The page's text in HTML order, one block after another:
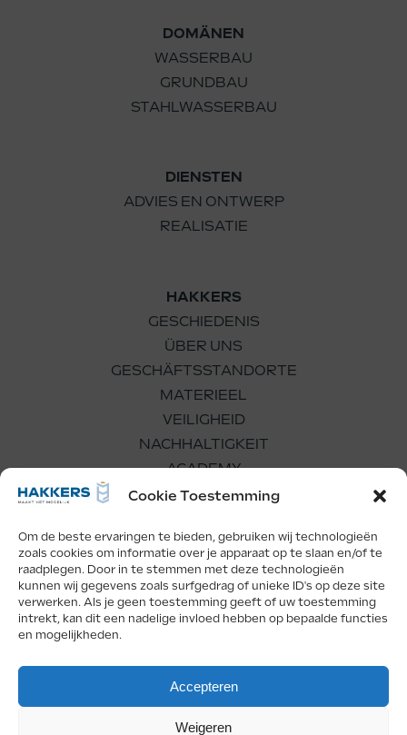
Cookie Toestemming
Om de beste ervaringen te bieden, gebruiken wij technologieën
zoals cookies om informatie over je apparaat op te slaan en/of te
raadplegen. Door in te stemmen met deze technologieën
kunnen wij gegevens zoals surfgedrag of unieke ID's op deze site
verwerken. Als je geen toestemming geeft of uw toestemming
intrekt, kan dit een nadelige invloed hebben op bepaalde functies
en mogelijkheden.
Accepteren
Weigeren
DOMÄNEN
WASSERBAU
GRUNDBAU
STAHLWASSERBAU
DIENSTEN
ADVIES EN ONTWERP
REALISATIE
HAKKERS
GESCHIEDENIS
ÜBER UNS
GESCHÄFTSSTANDORTE
MATERIEEL
VEILIGHEID
NACHHALTIGKEIT
ACADEMY
WERKEN BIJ
Facebook
LinkedIn
Instagram
This site is protected by reCaptcha and thePrivacy Policy